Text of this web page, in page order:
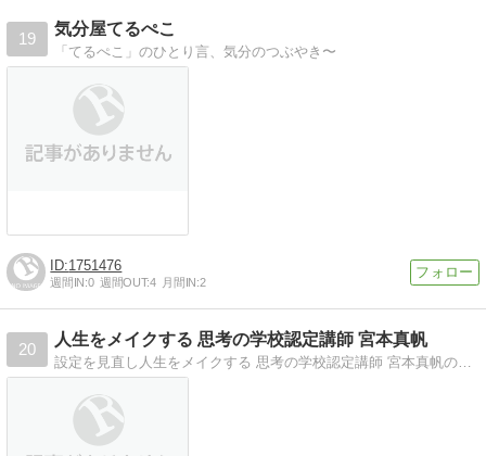
19
気分屋てるぺこ
「てるぺこ」のひとり言、気分のつぶやき〜
1751476
週間IN:0 週間OUT:4 月間IN:2
20
人生をメイクする 思考の学校認定講師 宮本真帆
設定を見直し人生をメイクする 思考の学校認定講師 宮本真帆のブログ